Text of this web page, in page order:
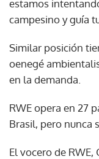
estamos
campesino y guía
Similar posición
oenegé
en la demanda.
RWE opera en 27
Brasil, pero nunca
El vocero de RWE,